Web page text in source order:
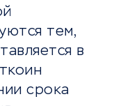
тем,
в
срока